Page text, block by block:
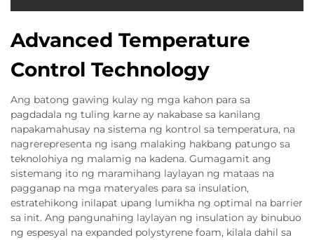
Advanced Temperature
Control Technology
Ang batong gawing kulay ng mga kahon para sa
pagdadala ng tuling karne ay nakabase sa kanilang
napakamahusay na sistema ng kontrol sa temperatura, na
nagrerepresenta ng isang malaking hakbang patungo sa
teknolohiya ng malamig na kadena. Gumagamit ang
sistemang ito ng maramihang laylayan ng mataas na
pagganap na mga materyales para sa insulation,
estratehikong inilapat upang lumikha ng optimal na barrier
sa init. Ang pangunahing laylayan ng insulation ay binubuo
ng espesyal na expanded polystyrene foam, kilala dahil sa